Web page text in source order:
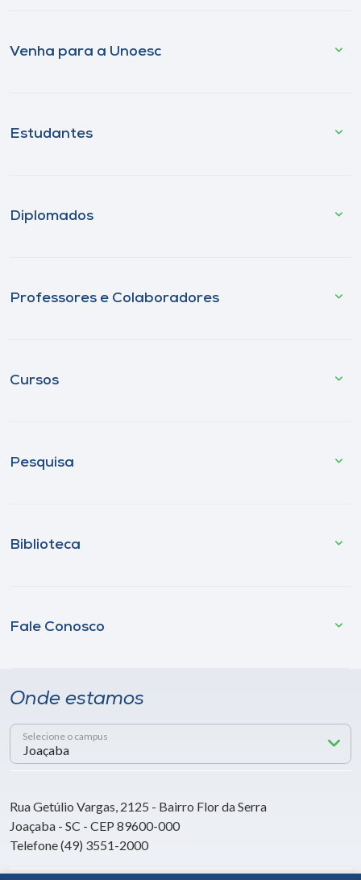
Venha para a Unoesc
Estudantes
Diplomados
Professores e Colaboradores
Cursos
Pesquisa
Biblioteca
Fale Conosco
Onde estamos
Selecione o campus
Rua Getúlio Vargas, 2125 - Bairro Flor da Serra
Joaçaba - SC - CEP 89600-000
Telefone (49) 3551-2000